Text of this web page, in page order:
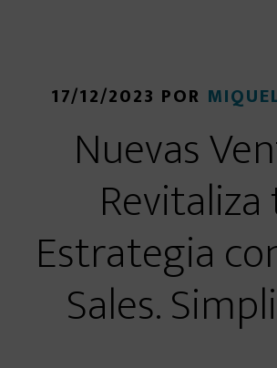
17/12/2023 POR
Nuevas
Estrategia
Sales.